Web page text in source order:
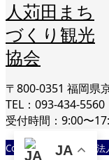
〒800-0351 福岡県
TEL：093-434-
受付時間：9:00〜
Copyright © 一般社団法
JA